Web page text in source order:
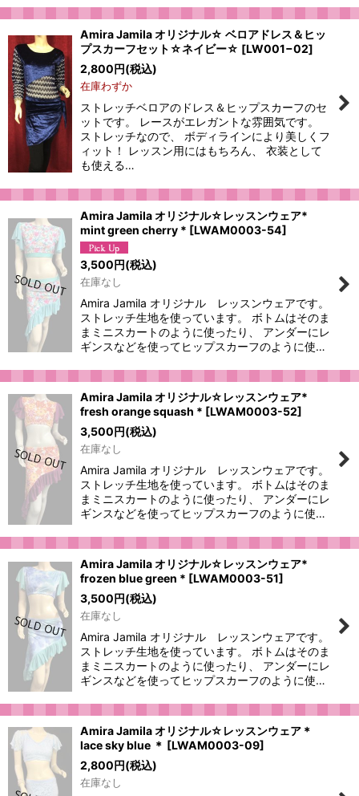
Amira Jamila オリジナル☆ ベロアドレス＆ヒッ
プスカーフセット☆ネイビー☆ [LW001−02]
2,800円(税込)
在庫わずか
ストレッチベロアのドレス＆ヒップスカーフのセ
ットです。 レースがエレガントな雰囲気です。
ストレッチなので、 ボディラインにより美しくフ
ィット！ レッスン用にはもちろん、 衣装として
も使える…
Amira Jamila オリジナル☆レッスンウェア*
mint green cherry * [LWAM0003-54]
3,500円(税込)
在庫なし
Amira Jamila オリジナル レッスンウェアです。
ストレッチ生地を使っています。 ボトムはそのま
まミニスカートのように使ったり、 アンダーにレ
ギンスなどを使ってヒップスカーフのように使…
Amira Jamila オリジナル☆レッスンウェア*
fresh orange squash * [LWAM0003-52]
3,500円(税込)
在庫なし
Amira Jamila オリジナル レッスンウェアです。
ストレッチ生地を使っています。 ボトムはそのま
まミニスカートのように使ったり、 アンダーにレ
ギンスなどを使ってヒップスカーフのように使…
Amira Jamila オリジナル☆レッスンウェア*
frozen blue green * [LWAM0003-51]
3,500円(税込)
在庫なし
Amira Jamila オリジナル レッスンウェアです。
ストレッチ生地を使っています。 ボトムはそのま
まミニスカートのように使ったり、 アンダーにレ
ギンスなどを使ってヒップスカーフのように使…
Amira Jamila オリジナル☆レッスンウェア＊
lace sky blue ＊ [LWAM0003-09]
2,800円(税込)
在庫なし